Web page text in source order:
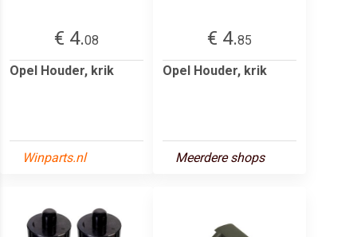
€ 4.08
Opel Houder, krik
Winparts.nl
€ 4.85
Opel Houder, krik
Meerdere shops